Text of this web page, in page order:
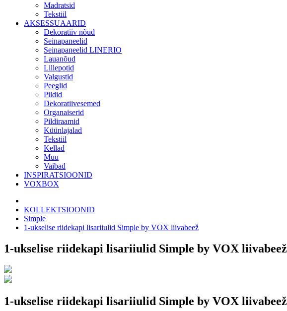
Madratsid
Tekstiil
AKSESSUAARID
Dekoratiiv nõud
Seinapaneelid
Seinapaneelid LINERIO
Lauanõud
Lillepotid
Valgustid
Peeglid
Pildid
Dekoratiivesemed
Organaiserid
Pildiraamid
Küünlajalad
Tekstiil
Kellad
Muu
Vaibad
INSPIRATSIOONID
VOXBOX
KOLLEKTSIOONID
Simple
1-ukselise riidekapi lisariiulid Simple by VOX liivabeež
1-ukselise riidekapi lisariiulid Simple by VOX liivabeež
1-ukselise riidekapi lisariiulid Simple by VOX liivabeež